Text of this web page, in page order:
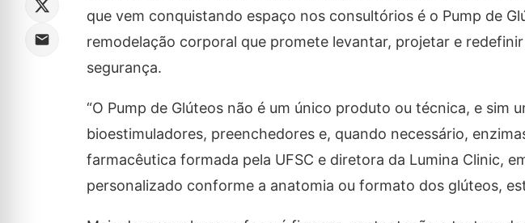
que vem conquistando espaço nos consultórios é o Pump de
remodelação corporal que promete levantar, projetar e
segurança.
“O Pump de Glúteos não é um único produto ou técnica, e sim
bioestimuladores, preenchedores e, quando necessário,
farmacêutica formada pela UFSC e diretora da Lumina Clinic,
personalizado conforme a anatomia ou formato dos glúteos,